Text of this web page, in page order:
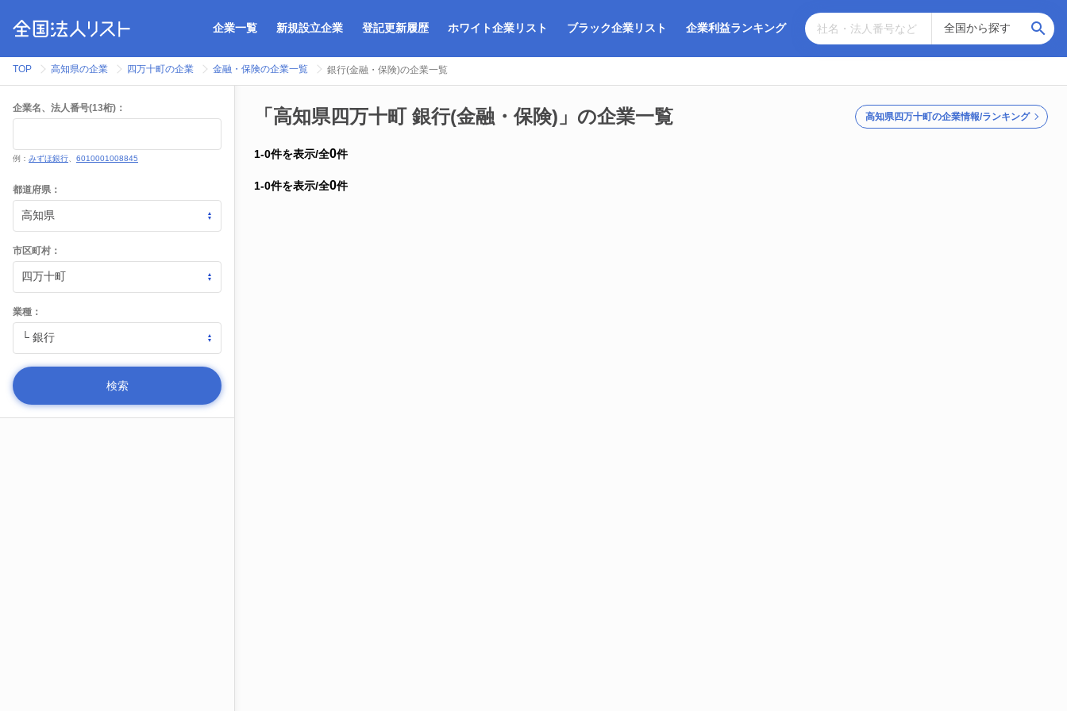
企業一覧 新規設立企業 登記更新履歴 ホワイト企業リスト ブラック企業リスト 企業利益ランキング
TOP 高知県の企業 四万十町の企業 金融・保険の企業一覧 銀行(金融・保険)の企業一覧
企業名、法人番号(13桁)：
例： みずほ銀行 6010001008845
都道府県：
市区町村：
業種：
「高知県四万十町 銀行(金融・保険)」の企業一覧 高知県四万十町の企業情報/ランキング
1-0件を表示/全0件
1-0件を表示/全0件